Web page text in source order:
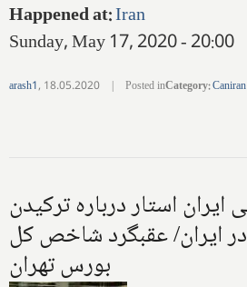
Happened at:Iran
Sunday, May 17, 2020 - 20:00
arash1, 18.05.2020 | Posted inCategory:Caniran
استار درباره ترکیدن
ایران/ عقبگرد شاخص کل
بورس تهران